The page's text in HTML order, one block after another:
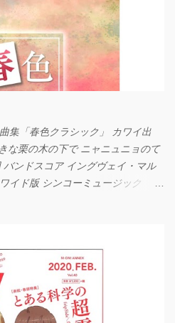
集「春色クラシック」 カワイ出
栗の木の下で ニャニュニョのて
ンドスコア イングヴェイ・マル
イド版 シンコーミュージック